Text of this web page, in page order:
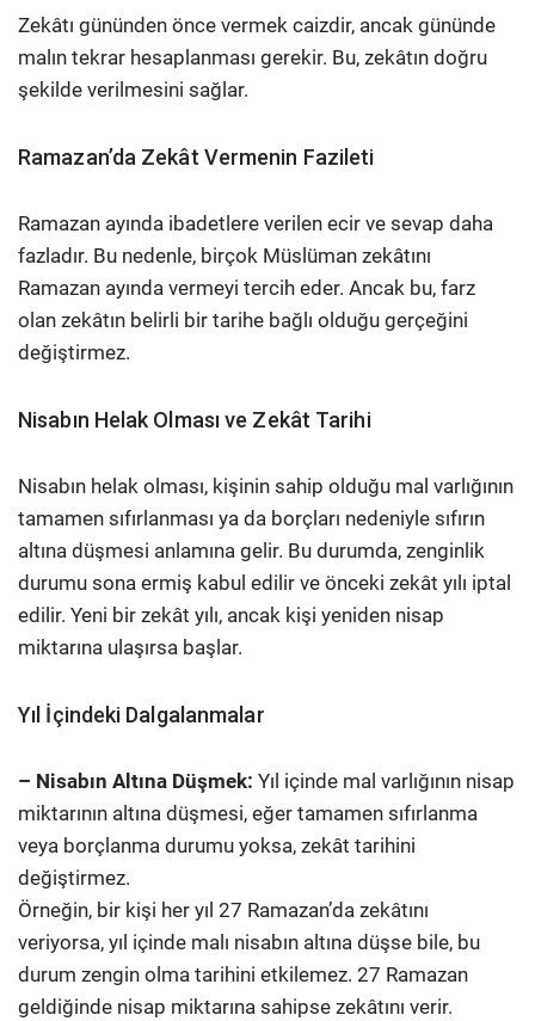
Zekâtı gününden önce vermek caizdir, ancak gününde
malın tekrar hesaplanması gerekir. Bu, zekâtın doğru
şekilde verilmesini sağlar.
Ramazan’da Zekât Vermenin Fazileti
Ramazan ayında ibadetlere verilen ecir ve sevap daha
fazladır. Bu nedenle, birçok Müslüman zekâtını
Ramazan ayında vermeyi tercih eder. Ancak bu, farz
olan zekâtın belirli bir tarihe bağlı olduğu gerçeğini
değiştirmez.
Nisabın Helak Olması ve Zekât Tarihi
Nisabın helak olması, kişinin sahip olduğu mal varlığının
tamamen sıfırlanması ya da borçları nedeniyle sıfırın
altına düşmesi anlamına gelir. Bu durumda, zenginlik
durumu sona ermiş kabul edilir ve önceki zekât yılı iptal
edilir. Yeni bir zekât yılı, ancak kişi yeniden nisap
miktarına ulaşırsa başlar.
Yıl İçindeki Dalgalanmalar
– Nisabın Altına Düşmek: Yıl içinde mal varlığının nisap
miktarının altına düşmesi, eğer tamamen sıfırlanma
veya borçlanma durumu yoksa, zekât tarihini
değiştirmez.
Örneğin, bir kişi her yıl 27 Ramazan’da zekâtını
veriyorsa, yıl içinde malı nisabın altına düşse bile, bu
durum zengin olma tarihini etkilemez. 27 Ramazan
geldiğinde nisap miktarına sahipse zekâtını verir.